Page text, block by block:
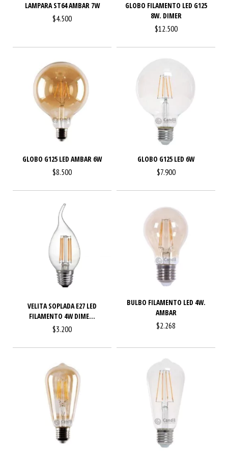
LAMPARA ST64 AMBAR 7W
$4.500
GLOBO FILAMENTO LED G125
8W. DIMER
$12.500
GLOBO G125 LED AMBAR 6W
$8.500
GLOBO G125 LED 6W
$7.900
VELITA SOPLADA E27 LED
FILAMENTO 4W DIME...
$3.200
BULBO FILAMENTO LED 4W.
AMBAR
$2.268